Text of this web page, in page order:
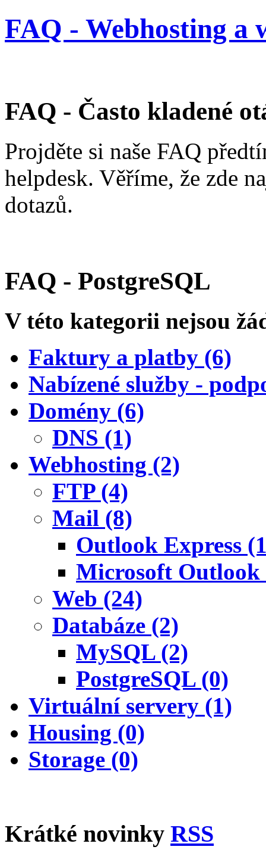
FAQ - Webhosting a
FAQ - Často kladené
Projděte si naše FAQ
helpdesk. Věříme, že zde
dotazů.
FAQ - PostgreSQL
V této kategorii nejsou
Faktury a platby (6)
Nabízené služby -
Domény (6)
DNS (1)
Webhosting (2)
FTP (4)
Mail (8)
Outlook Express
Microsoft Outlook
Web (24)
Databáze (2)
MySQL (2)
PostgreSQL (0)
Virtuální servery (1)
Housing (0)
Storage (0)
Krátké novinky RSS